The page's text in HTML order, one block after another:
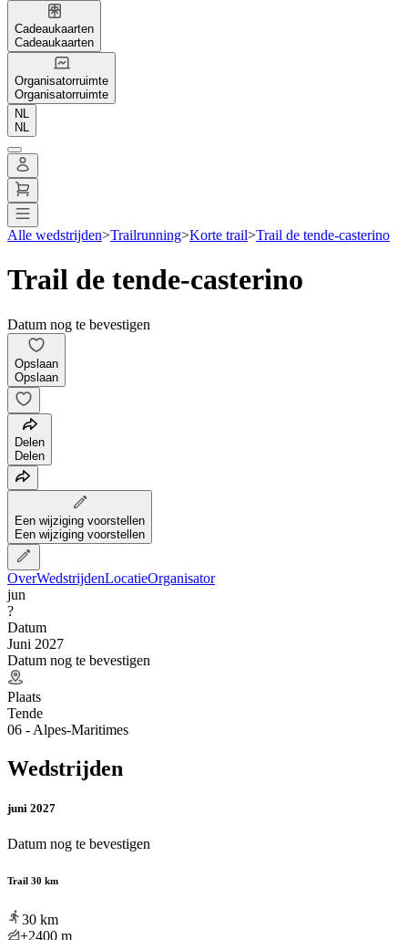
Cadeaukaarten
Cadeaukaarten
Organisatorruimte
Organisatorruimte
NL
NL
Alle wedstrijden>Trailrunning>Korte trail>Trail de tende-casterino
Trail de tende-casterino
Datum nog te bevestigen
Opslaan
Opslaan
Delen
Delen
Een wijziging voorstellen
Een wijziging voorstellen
OverWedstrijdenLocatieOrganisator
jun
?
Datum
Juni 2027
Datum nog te bevestigen
Plaats
Tende
06 - Alpes-Maritimes
Wedstrijden
juni 2027
Datum nog te bevestigen
Trail 30 km
30 km
+2400 m